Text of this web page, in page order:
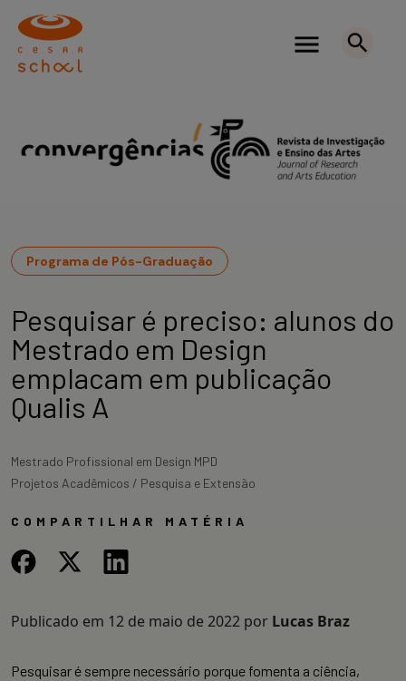
Programa de Pós-Graduação
Pesquisar é preciso: alunos do
Mestrado em Design
emplacam em publicação
Qualis A
Mestrado Profissional em Design MPD
Projetos Acadêmicos / Pesquisa e Extensão
COMPARTILHAR MATÉRIA
Publicado em 12 de maio de 2022 por Lucas Braz
Pesquisar é sempre necessário porque fomenta a ciência,